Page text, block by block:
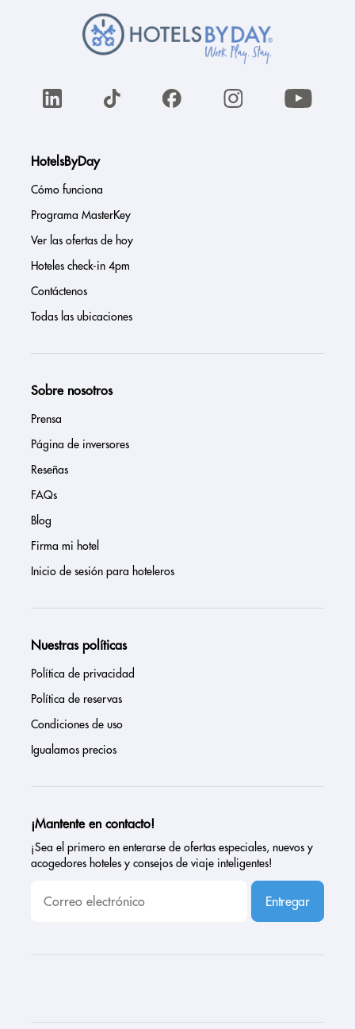
HotelsByDay
Cómo funciona
Programa MasterKey
Ver las ofertas de hoy
Hoteles check-in 4pm
Contáctenos
Todas las ubicaciones
Sobre nosotros
Prensa
Página de inversores
Reseñas
FAQs
Blog
Firma mi hotel
Inicio de sesión para hoteleros
Nuestras políticas
Política de privacidad
Política de reservas
Condiciones de uso
Igualamos precios
¡Mantente en contacto!
¡Sea el primero en enterarse de ofertas especiales, nuevos y
acogedores hoteles y consejos de viaje inteligentes!
Entregar